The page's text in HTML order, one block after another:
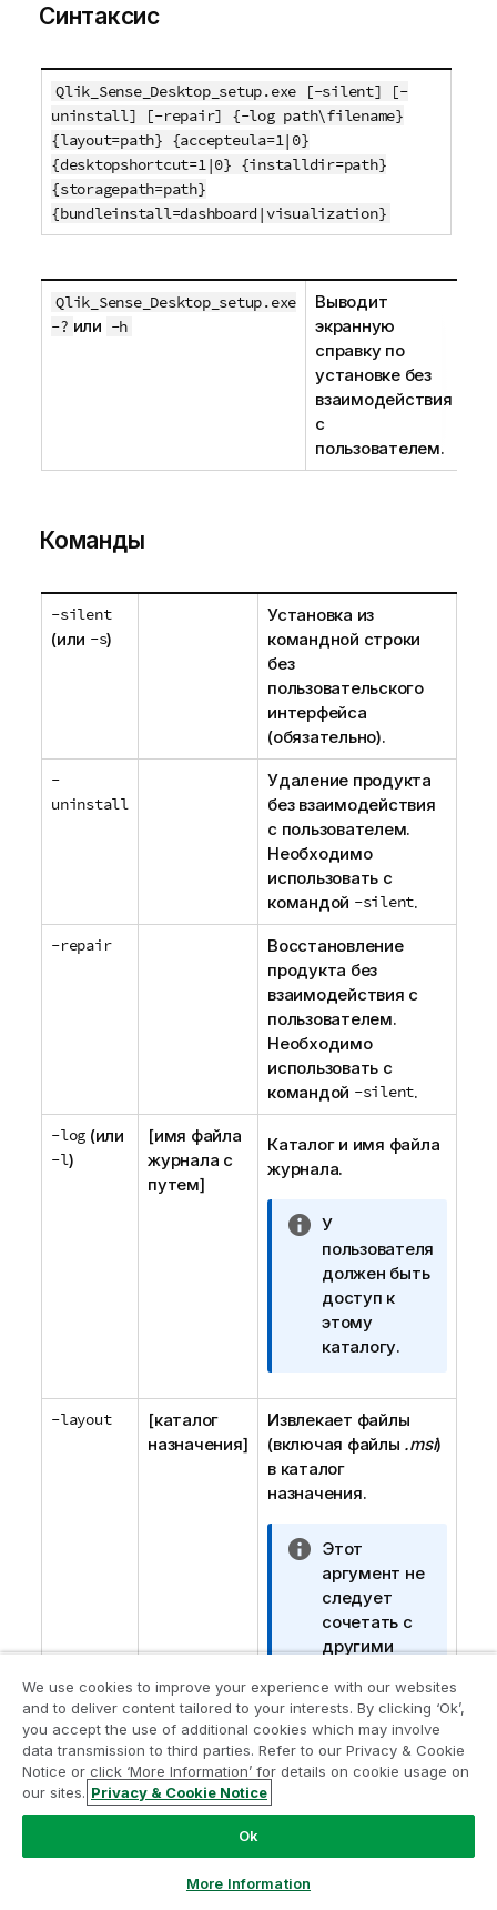
Синтаксис
Qlik_Sense_Desktop_setup.exe [-silent] [-
uninstall] [-repair] {-log path\filename}
{layout=path} {accepteula=1|0}
{desktopshortcut=1|0} {installdir=path}
{storagepath=path}
{bundleinstall=dashboard|visualization}
Qlik_Sense_Desktop_setup.exe
-? или -h
Выводит
экранную
справку по
установке без
взаимодействия
с
пользователем.
Команды
-silent
(или -s)
Установка из
командной строки
без
пользовательского
интерфейса
(обязательно).
-
uninstall
Удаление продукта
без взаимодействия
с пользователем.
Необходимо
использовать с
командой -silent.
-repair
Восстановление
продукта без
взаимодействия с
пользователем.
Необходимо
использовать с
командой -silent.
-log (или
-l)
[имя файла
журнала с
путем]
Каталог и имя файла
журнала.
П
р
и
м
е
ч
н
и
е
к
и
ф
о
р
м
а
и
и
У
пользователя
должен быть
доступ к
этому
каталогу.
-layout
[каталог
назначения]
Извлекает файлы
(включая файлы .msi)
в каталог
назначения.
П
р
и
м
е
а
н
и
е
и
Этот
аргумент не
следует
сочетать с
другими
командной
строки.
Аргументы разделяются пробелом и
We use cookies to improve your experience with our websites
and to deliver content tailored to your interests. By clicking ‘Ok’,
you accept the use of additional cookies which may involve
data transmission to third parties. Refer to our Privacy & Cookie
Notice or click ‘More Information’ for details on cookie usage on
our sites. Privacy & Cookie Notice
Ok
More Information